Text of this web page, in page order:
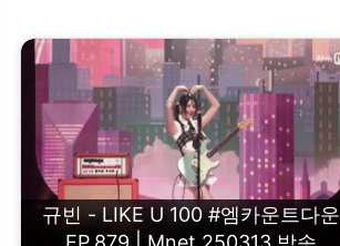
규빈 - LIKE U 100 #엠카운트다운